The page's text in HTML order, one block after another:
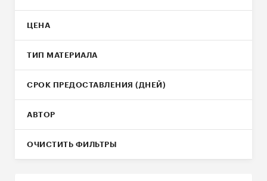
ЦЕНА
ТИП МАТЕРИАЛА
СРОК ПРЕДОСТАВЛЕНИЯ (ДНЕЙ)
АВТОР
ОЧИСТИТЬ ФИЛЬТРЫ